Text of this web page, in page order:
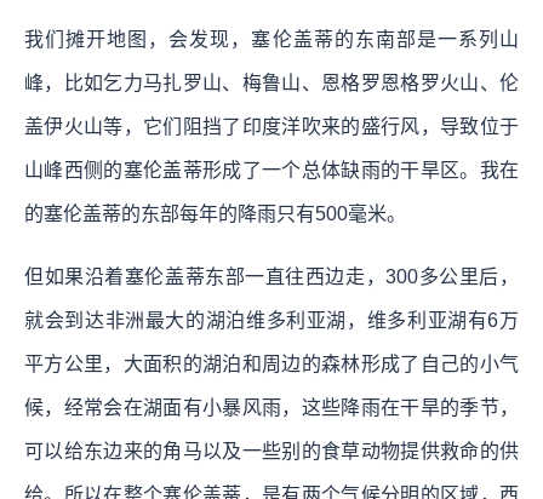
我们摊开地图，会发现，塞伦盖蒂的东南部是一系列山
峰，比如乞力马扎罗山、梅鲁山、恩格罗恩格罗火山、伦
盖伊火山等，它们阻挡了印度洋吹来的盛行风，导致位于
山峰西侧的塞伦盖蒂形成了一个总体缺雨的干旱区。我在
的塞伦盖蒂的东部每年的降雨只有500毫米。
但如果沿着塞伦盖蒂东部一直往西边走，300多公里后，
就会到达非洲最大的湖泊维多利亚湖，维多利亚湖有6万
平方公里，大面积的湖泊和周边的森林形成了自己的小气
候，经常会在湖面有小暴风雨，这些降雨在干旱的季节，
可以给东边来的角马以及一些别的食草动物提供救命的供
给。所以在整个塞伦盖蒂，是有两个气候分明的区域，西